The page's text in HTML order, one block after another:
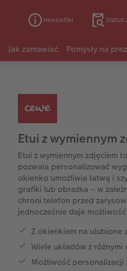
Newsletter Status
Jak zamawiać Pomysły na
Etui z wymiennym
Etui z wymiennym zdjęciem
pozwala personalizować
okienko umożliwia łatwą i
grafiki lub obrazka – w
chroni telefon przed
jednocześnie daje
Z okienkiem na ulubione
Wiele układów z
Możliwość